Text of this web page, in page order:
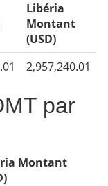
Libéria
Montant
(USD)
2,957,240.01
par
Montant